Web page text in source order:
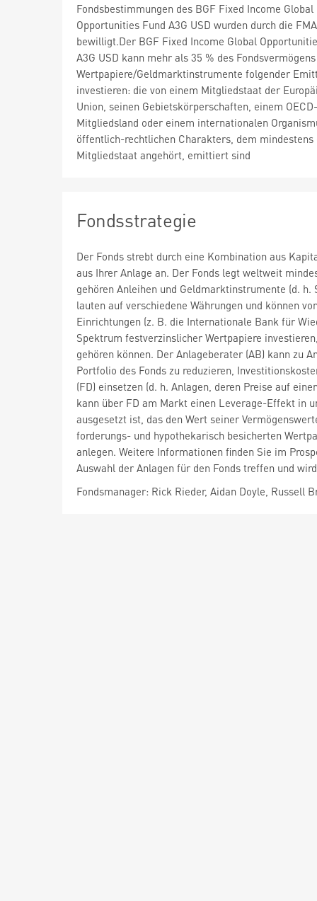
Fondsbestimmungen des BGF Fixed Income Global
Opportunities Fund A3G USD wurden durch die FMA
bewilligt.Der BGF Fixed Income Global
A3G USD kann mehr als 35 % des
Wertpapiere/Geldmarktinstrumente folgender
investieren: die von einem Mitgliedstaat der
Union, seinen Gebietskörperschaften, einem OECD-
Mitgliedsland oder einem internationalen
öffentlich-rechtlichen Charakters, dem mindestens
Mitgliedstaat angehört, emittiert sind
Fondsstrategie
Der Fonds strebt durch eine Kombination aus
aus Ihrer Anlage an. Der Fonds legt weltweit
gehören Anleihen und Geldmarktinstrumente (d.
lauten auf verschiedene Währungen und können
Einrichtungen (z. B. die Internationale Bank für
Spektrum festverzinslicher Wertpapiere
gehören können. Der Anlageberater (AB) kann zu
Portfolio des Fonds zu reduzieren,
(FD) einsetzen (d. h. Anlagen, deren Preise auf
kann über FD am Markt einen Leverage-Effekt in
ausgesetzt ist, das den Wert seiner
forderungs- und hypothekarisch besicherten
anlegen. Weitere Informationen finden Sie im
Auswahl der Anlagen für den Fonds treffen und
Fondsmanager: Rick Rieder, Aidan Doyle, Russell